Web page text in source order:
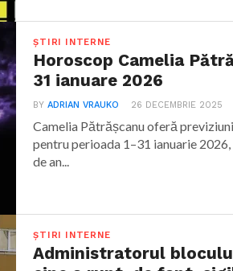
ȘTIRI INTERNE
Horoscop Camelia
31 ianuare 2026
BYADRIAN VRAUKO 26 DECEMBRIE 2025
Camelia Pătrășcanu oferă
pentru perioada 1–31 ianuarie
de an...
ȘTIRI INTERNE
Administratorul